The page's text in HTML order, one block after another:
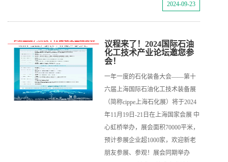
2024-09-23
议程来了！2024国际石油
化工技术产业论坛邀您参
会！
一年一度的石化装备大会——第十
六届上海国际石油化工技术装备展
（简称cippe上海石化展）将于2024
年11月19日-21日在上海国家会展 中
心虹桥举办，展会面积70000平米，
预计参展企业超1000家，欢迎新老
朋友参展、参观！展会同期举办